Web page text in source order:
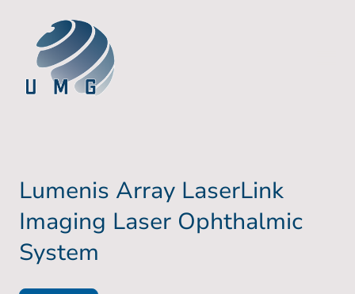
Lumenis Array LaserLink
Imaging Laser Ophthalmic
System